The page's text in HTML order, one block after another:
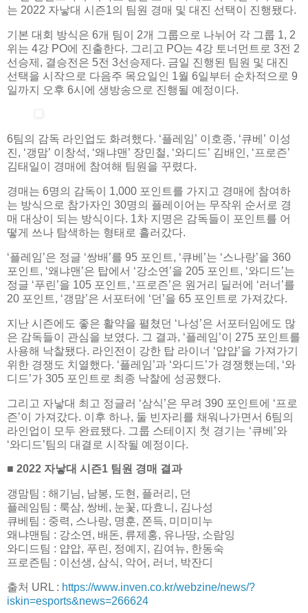
는 2022 자낳대 시즌1의 팀원 경매 및 대진 선택이 진행됐다.
기본 대회 방식은 6개 팀이 2개 그룹으로 나뉘어 각 그룹 1, 2
위는 4강 PO에 진출한다. 그리고 PO는 4강 토너먼트로 3전 2
선승제, 결승전은 5전 3선승제다. 금일 진행된 팀원 및 대진
선택을 시작으로 다음주 목요일인 1월 6일부터 순차적으로 9
일까지 오후 6시에 생방송으로 진행될 예정이다.
6팀의 감독 라인업도 화려했다. ‘플레임’ 이호종, ‘큐베’ 이성
진, ‘갱맘’ 이창석, ‘왜냐맨’ 장민철, ‘와디드’ 김배인, ‘프로즌’
김태일이 경매에 참여해 팀원을 꾸렸다.
경매는 6명의 감독이 1,000 포인트를 가지고 경매에 참여하
는 방식으로 참가자인 30명의 플레이어는 무작위 순서로 경
매 대상이 되는 방식이다. 1차 지명은 감독들이 포인트를 어
떻게 쓰나 탐색하는 형태로 흘러갔다.
‘플레임’은 정글 ‘쌍배’를 95 포인트, ‘큐베’는 ‘스나랑’을 360
포인트, ‘왜냐맨’은 탑에서 ‘강소연’을 205 포인트, ‘와디드’는
정글 ‘푸린’을 105 포인트, ‘프로즌’은 원거리 딜러에 ‘러너’를
20 포인트, ‘갱맘’은 서포터에 ‘던’을 65 포인트로 가져갔다.
지난 시즌에도 좋은 활약을 펼쳤던 ‘나성’은 서포터임에도 많
은 감독들이 관심을 보였다. 그 결과, ‘플레임’이 275 포인트를
사용해 낙찰됐다. 라인전이 강한 탑 라이너 ‘얍얍’을 가져가기
위한 경쟁도 치열했다. ‘플레임’과 ‘와디드’가 경쟁했는데, ‘와
디드’가 305 포인트로 최종 낙찰에 성공했다.
그리고 자낳대 최고 정글러 ‘삼식’은 무려 390 포인트에 ‘프로
즌’이 가져갔다. 이후 하나, 둘 빈자리를 채워나가면서 6팀의
라인업이 모두 완료됐다. 그룹 스테이지 첫 경기는 ‘큐베’와
‘와디드’팀의 대결로 시작될 예정이다.
■ 2022 자낳대 시즌1 팀원 경매 결과
갱맘팀 : 해기님, 남봉, 도현, 플러리, 던
플레임팀 : 룩삼, 쌍베, 눈꽃, 따효니, 김나성
큐베팀 : 중력, 스나랑, 명훈, 쫀득, 미미미누
왜냐맨팀 : 강소연, 배돈, 류제홍, 유나땅, 소람잉
와디드팀 : 얍압, 푸린, 정예지, 김여뉴, 한동숙
프로즌팀 : 이선생, 삼식, 악어, 러너, 박잔디
출처 URL : https://www.inven.co.kr/webzine/news/?
iskin=esports&news=266624